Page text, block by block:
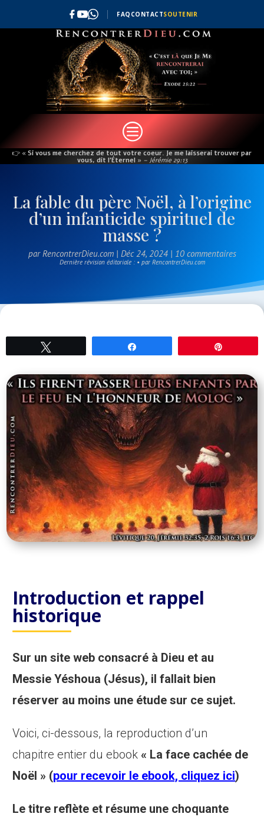
FAQ CONTACTSOUTENIR
c
👉 « Si vous me cherchez de tout votre coeur. Je me laisserai trouver par
vous, dit l’Éternel » – Jérémie 29:13
La fable du père Noël, à l’origine
d’un infanticide spirituel de
masse ?
parRencontrerDieu.com| Déc 24, 2024| 10 commentaires
Dernière révision éditoriale : • par RencontrerDieu.com
Introduction et rappel
historique
Sur un site web consacré à Dieu et au
Messie Yéshoua (Jésus), il fallait bien
réserver au moins une étude sur ce sujet.
Voici, ci-dessous, la reproduction d’un
chapitre entier du ebook« La face cachée de
Noël » (pour recevoir le ebook, cliquez ici)
Le titre reflète et résume une choquante